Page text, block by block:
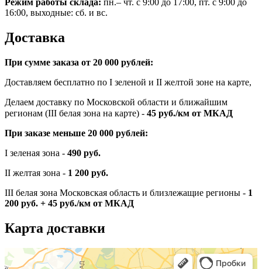
Режим работы склада: пн.– чт. с 9:00 до 17:00, пт. с 9:00 до
16:00, выходные: сб. и вс.
Доставка
При сумме заказа от 20 000 рублей:
Доставляем бесплатно по I зеленой и II желтой зоне на карте,
Делаем доставку по Московской области и ближайшим
регионам (III белая зона на карте) - 45 руб./км от МКАД
При заказе меньше 20 000 рублей:
I зеленая зона - 490 руб.
II желтая зона - 1 200 руб.
III белая зона Московская область и близлежащие регионы - 1
200 руб. + 45 руб./км от МКАД
Карта доставки